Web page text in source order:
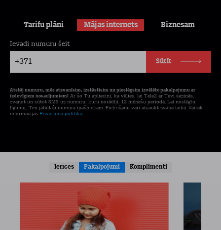
Tarifu plāni Mājas internets Biznesam
+371
Ievadi numuru šeit
Sūtīt
Atstāj numuru, mēs atzvanīsim, izstāstīsim un pieslēgsim izvēlēto pakalpojumu ar
izdevīgiem nosacījumiem! Ar šo Tu apliecini, ka vēlies, lai Tele2 ar Tevi sazinās,
zvanot un sūtot SMS uz numuru, kuru norādīji, 12 mēnešu periodā. Lai noslēgtu
līgumu, Tev jābūt šī numura īpašniekam. Piekrišanu vari atsaukt zvana laikā. Vairāk
informācijas Privātuma politikā.
Ierīces Pakalpojumi Komplimenti